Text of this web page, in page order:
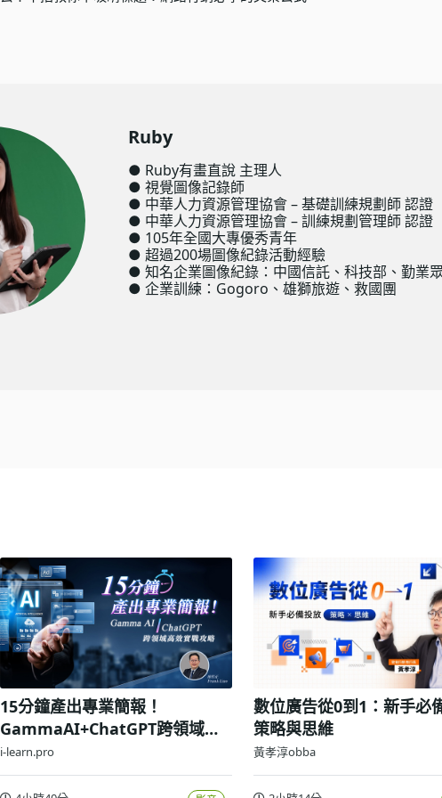
Ruby
● Ruby有畫直說 主理人
● 視覺圖像記錄師
● 中華人力資源管理協會 – 基礎訓練規劃師 認證
● 中華人力資源管理協會 – 訓練規劃管理師 認證
● 105年全國大專優秀青年
● 超過200場圖像紀錄活動經驗
● 知名企業圖像紀錄：中國信託、科技部、勤業
● 企業訓練：Gogoro、雄獅旅遊、救國團
15分鐘產出專業簡報！
GammaAI+ChatGPT跨領域高
效實戰攻略
i-learn.pro
數位廣告從0到1：新手必
策略與思維
黃孝淳obba